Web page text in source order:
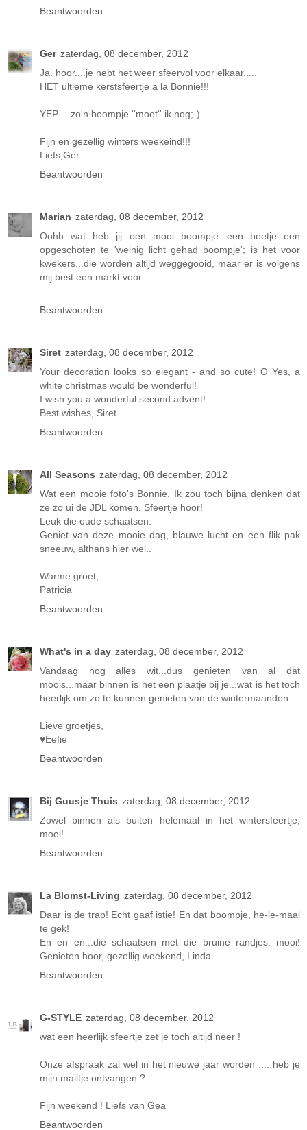
Beantwoorden
Ger zaterdag, 08 december, 2012
Ja. hoor....je hebt het weer sfeervol voor elkaar.....
HET ultieme kerstsfeertje a la Bonnie!!!
YEP.....zo'n boompje ''moet'' ik nog;-)
Fijn en gezellig winters weekeind!!!
Liefs,Ger
Beantwoorden
Marian zaterdag, 08 december, 2012
Oohh wat heb jij een mooi boompje...een beetje een
opgeschoten te 'weinig licht gehad boompje'; is het voor
kwekers...die worden altijd weggegooid, maar er is volgens
mij best een markt voor..
Beantwoorden
Siret zaterdag, 08 december, 2012
Your decoration looks so elegant - and so cute! O Yes, a
white christmas would be wonderful!
I wish you a wonderful second advent!
Best wishes, Siret
Beantwoorden
All Seasons zaterdag, 08 december, 2012
Wat een mooie foto's Bonnie. Ik zou toch bijna denken dat
ze zo ui de JDL komen. Sfeertje hoor!
Leuk die oude schaatsen.
Geniet van deze mooie dag, blauwe lucht en een flik pak
sneeuw, althans hier wel..
Warme groet,
Patricia
Beantwoorden
What's in a day zaterdag, 08 december, 2012
Vandaag nog alles wit...dus genieten van al dat
moois...maar binnen is het een plaatje bij je...wat is het toch
heerlijk om zo te kunnen genieten van de wintermaanden.
Lieve groetjes,
♥Eefie
Beantwoorden
Bij Guusje Thuis zaterdag, 08 december, 2012
Zowel binnen als buiten helemaal in het wintersfeertje,
mooi!
Beantwoorden
La Blomst-Living zaterdag, 08 december, 2012
Daar is de trap! Echt gaaf istie! En dat boompje, he-le-maal
te gek!
En en en...die schaatsen met die bruine randjes: mooi!
Genieten hoor, gezellig weekend, Linda
Beantwoorden
G-STYLE zaterdag, 08 december, 2012
wat een heerlijk sfeertje zet je toch altijd neer !
Onze afspraak zal wel in het nieuwe jaar worden .... heb je
mijn mailtje ontvangen ?
Fijn weekend ! Liefs van Gea
Beantwoorden